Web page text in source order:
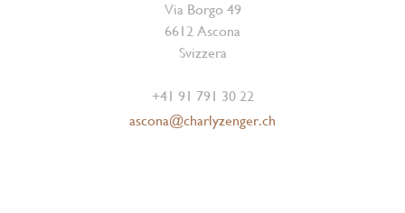
Via Borgo 49
6612 Ascona
Svizzera
+41 91 791 30 22
ascona@charlyzenger.ch